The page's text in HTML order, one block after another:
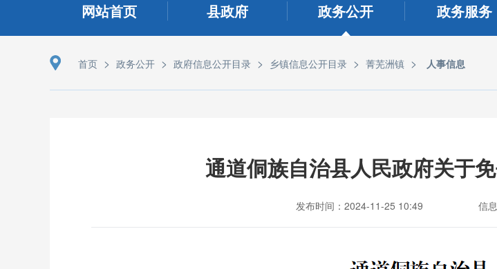
网站首页 县政府 政务公开 政务服务
首页 > 政务公开 > 政府信息公开目录 > 乡镇信息公开目录 > 菁芜洲镇 > 人事信息
通道侗族自治县人民政府关于
发布时间：2024-11-25 10:49 信